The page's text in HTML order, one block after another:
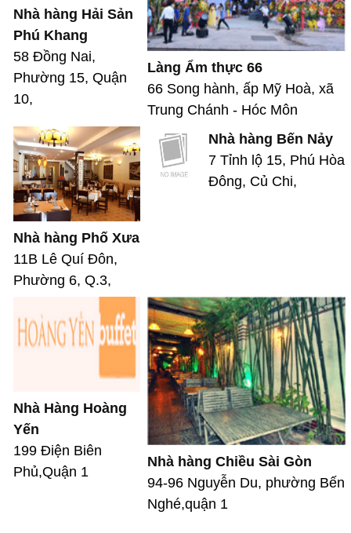
Nhà hàng Hải Sản
Phú Khang
58 Đồng Nai,
Phường 15, Quận
10,
Làng Ẩm thực 66
66 Song hành, ấp Mỹ Hoà, xã
Trung Chánh - Hóc Môn
Nhà hàng Phố Xưa
11B Lê Quí Đôn,
Phường 6, Q.3,
Nhà hàng Bến Nảy
7 Tỉnh lộ 15, Phú Hòa
Đông, Củ Chi,
Nhà Hàng Hoàng
Yến
199 Điện Biên
Phủ,Quận 1
Nhà hàng Chiều Sài Gòn
94-96 Nguyễn Du, phường Bến
Nghé,quận 1